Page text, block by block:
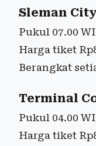
Sleman
Pukul 07.00
Harga tiket
Berangkat
Terminal
Pukul 04.00
Harga tiket